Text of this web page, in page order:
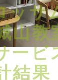
ッサ
山教
ービ
結果